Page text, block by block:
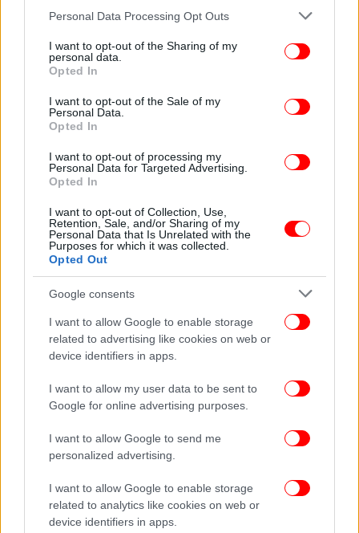
Please note that this website/app uses one or more Google
not limited to your visit or usage behaviour. You may click to
grant or deny consent to Google and its third-party tags to
use your data for below specified purposes in below Google
consent section.
Personal Data Processing Opt Outs
I want to opt-out of the Sharing of my
personal data.
Opted In
I want to opt-out of the Sale of my
Personal Data.
Opted In
I want to opt-out of processing my
Personal Data for Targeted Advertising.
Opted In
I want to opt-out of Collection, Use,
Retention, Sale, and/or Sharing of my
Personal Data that Is Unrelated with the
Purposes for which it was collected.
Opted Out
Google consents
I want to allow Google to enable storage
related to advertising like cookies on web or
device identifiers in apps.
I want to allow my user data to be sent to
Google for online advertising purposes.
I want to allow Google to send me
personalized advertising.
I want to allow Google to enable storage
related to analytics like cookies on web or
device identifiers in apps.